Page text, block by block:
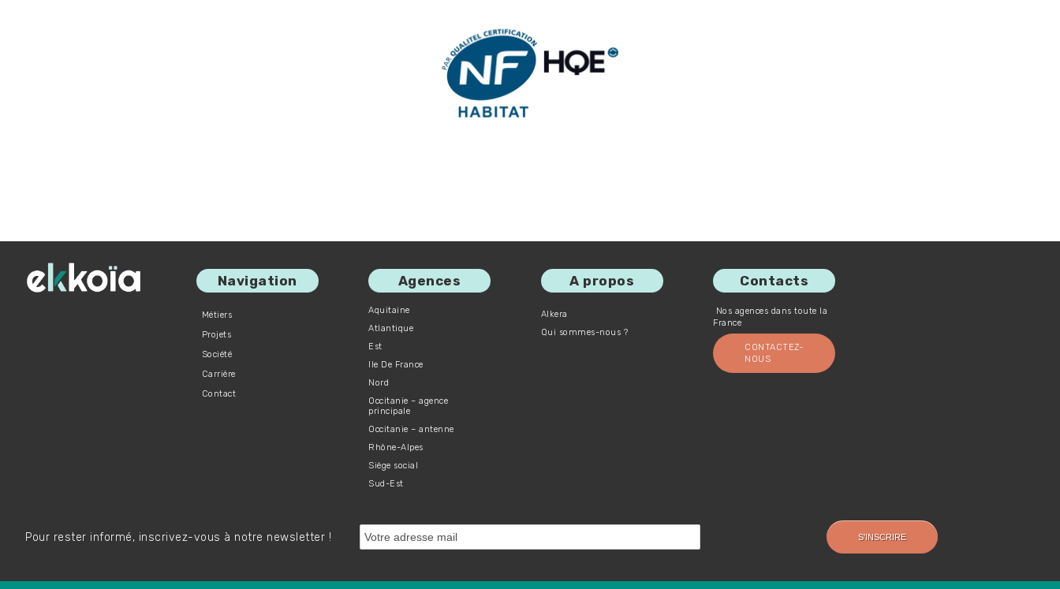
Navigation
Métiers
Projets
Société
Carrière
Contact
Agences
Aquitaine
Atlantique
Est
Ile De France
Nord
Occitanie – agence
principale
Occitanie – antenne
Rhône-Alpes
Siège social
Sud-Est
A propos
Alkera
Qui sommes-nous ?
Contacts
Nos agences dans toute la
France
CONTACTEZ-
NOUS
Pour rester informé, inscrivez-vous à notre newsletter !